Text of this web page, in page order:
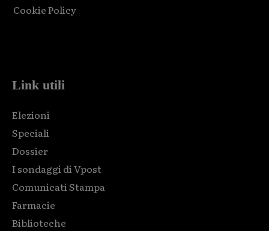
Cookie Policy
Link utili
Elezioni
Speciali
Dossier
I sondaggi di Vpost
Comunicati Stampa
Farmacie
Biblioteche